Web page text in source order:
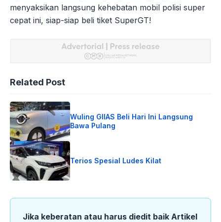
menyaksikan langsung kehebatan mobil polisi super
cepat ini, siap-siap beli tiket SuperGT!
Related Post
Wuling GIIAS Beli Hari Ini Langsung
Bawa Pulang
Terios Spesial Ludes Kilat
Jika keberatan atau harus diedit baik Artikel